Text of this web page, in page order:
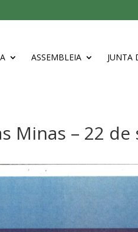
ASSEMBLEIA JUNTA
Minas – 22